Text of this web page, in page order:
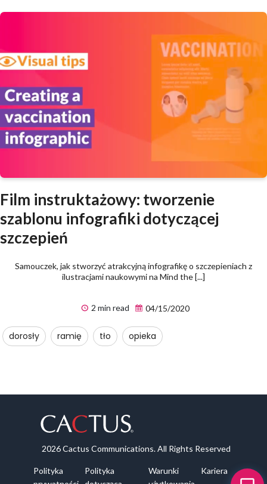
Film instruktażowy: tworzenie
szablonu infografiki dotyczącej
szczepień
Samouczek, jak stworzyć atrakcyjną infografikę o szczepieniach z
ilustracjami naukowymi na Mind the [...]
2 min read 04/15/2020
dorosły ramię tło opieka
2026 Cactus Communications. All Rights Reserved
Polityka
Polityka
Warunki
Kariera